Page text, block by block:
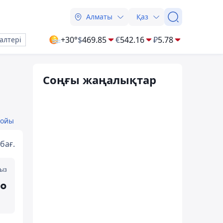
Алматы Қаз
+30°$469.85 €542.16 ₽5.78
Соңғы жаңалықтар